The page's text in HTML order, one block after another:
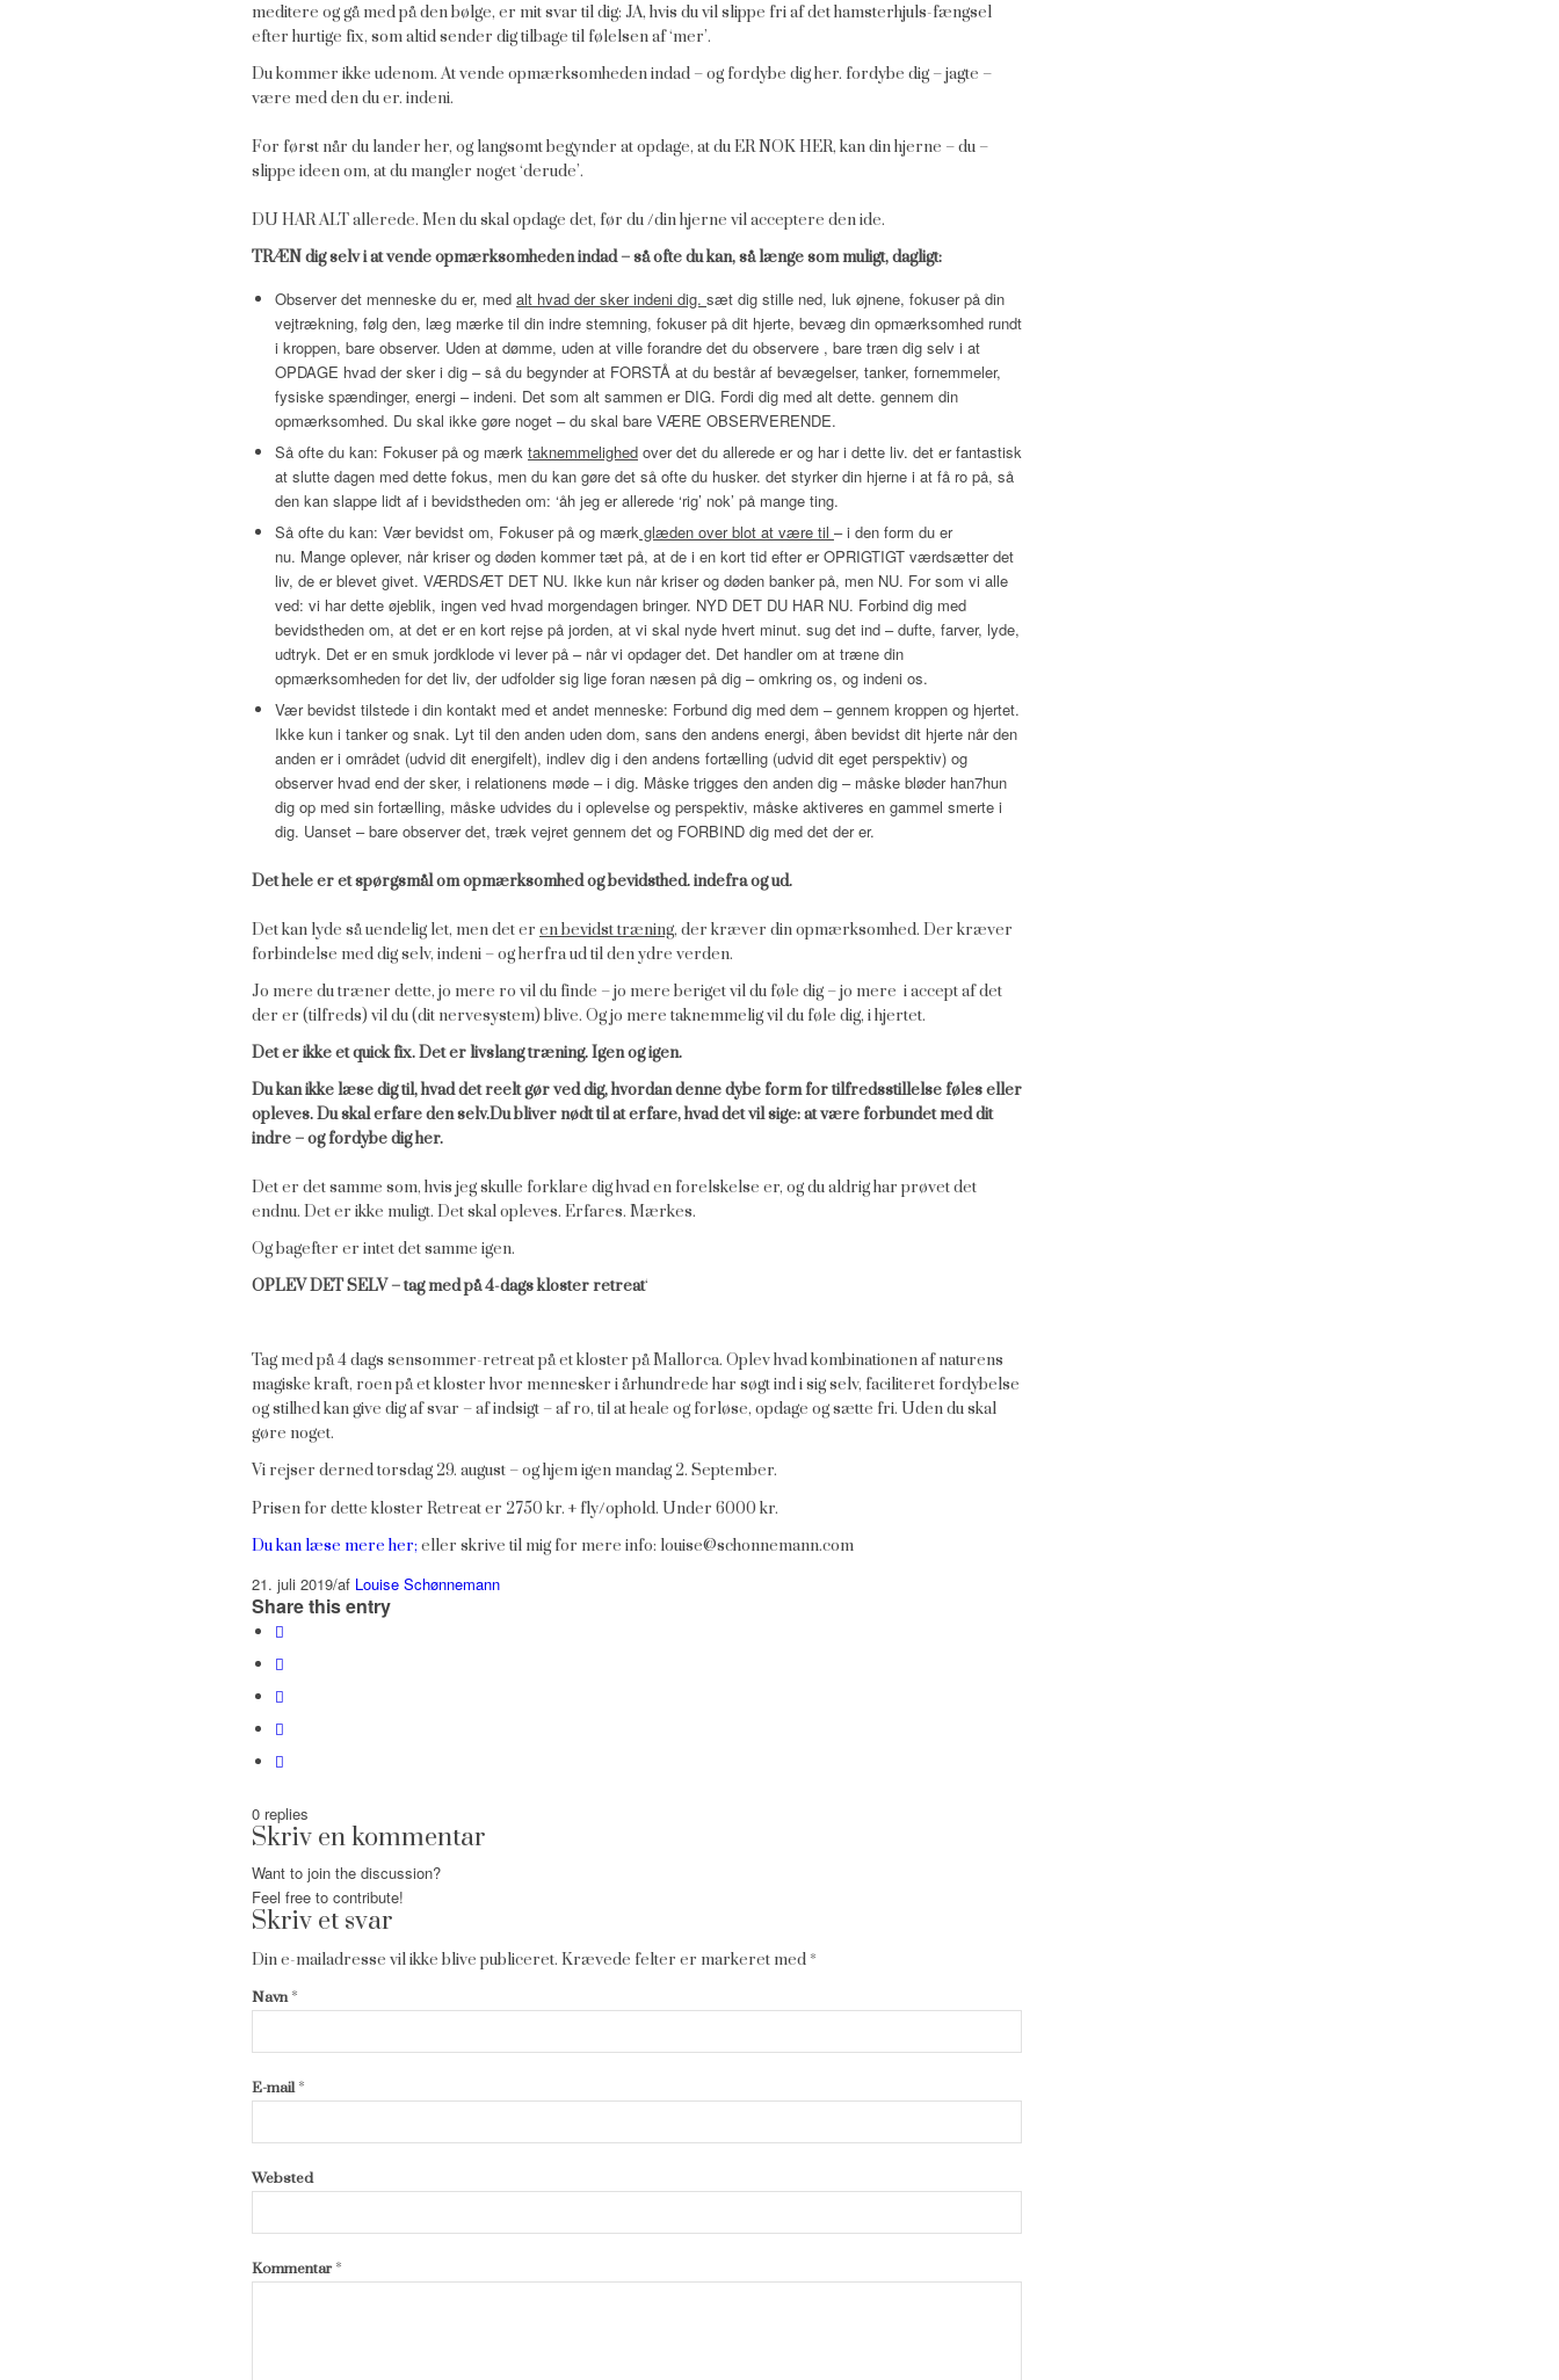
meditere og gå med på den bølge, er mit svar til dig: JA, hvis du vil slippe fri af det hamsterhjuls-fængsel
efter hurtige fix, som altid sender dig tilbage til følelsen af ‘mer’.
Du kommer ikke udenom. At vende opmærksomheden indad – og fordybe dig her. fordybe dig – jagte –
være med den du er. indeni.
For først når du lander her, og langsomt begynder at opdage, at du ER NOK HER, kan din hjerne – du –
slippe ideen om, at du mangler noget ‘derude’.
DU HAR ALT allerede. Men du skal opdage det, før du /din hjerne vil acceptere den ide.
TRÆN dig selv i at vende opmærksomheden indad – så ofte du kan, så længe som muligt, dagligt:
Observer det menneske du er, med alt hvad der sker indeni dig. sæt dig stille ned, luk øjnene, fokuser på din
vejtrækning, følg den, læg mærke til din indre stemning, fokuser på dit hjerte, bevæg din opmærksomhed rundt
i kroppen, bare observer. Uden at dømme, uden at ville forandre det du observere , bare træn dig selv i at
OPDAGE hvad der sker i dig – så du begynder at FORSTÅ at du består af bevægelser, tanker, fornemmeler,
fysiske spændinger, energi – indeni. Det som alt sammen er DIG. Fordi dig med alt dette. gennem din
opmærksomhed. Du skal ikke gøre noget – du skal bare VÆRE OBSERVERENDE.
Så ofte du kan: Fokuser på og mærk taknemmelighed over det du allerede er og har i dette liv. det er fantastisk
at slutte dagen med dette fokus, men du kan gøre det så ofte du husker. det styrker din hjerne i at få ro på, så
den kan slappe lidt af i bevidstheden om: ‘åh jeg er allerede ‘rig’ nok’ på mange ting.
Så ofte du kan: Vær bevidst om, Fokuser på og mærk glæden over blot at være til – i den form du er
nu. Mange oplever, når kriser og døden kommer tæt på, at de i en kort tid efter er OPRIGTIGT værdsætter det
liv, de er blevet givet. VÆRDSÆT DET NU. Ikke kun når kriser og døden banker på, men NU. For som vi alle
ved: vi har dette øjeblik, ingen ved hvad morgendagen bringer. NYD DET DU HAR NU. Forbind dig med
bevidstheden om, at det er en kort rejse på jorden, at vi skal nyde hvert minut. sug det ind – dufte, farver, lyde,
udtryk. Det er en smuk jordklode vi lever på – når vi opdager det. Det handler om at træne din
opmærksomheden for det liv, der udfolder sig lige foran næsen på dig – omkring os, og indeni os.
Vær bevidst tilstede i din kontakt med et andet menneske: Forbund dig med dem – gennem kroppen og hjertet.
Ikke kun i tanker og snak. Lyt til den anden uden dom, sans den andens energi, åben bevidst dit hjerte når den
anden er i området (udvid dit energifelt), indlev dig i den andens fortælling (udvid dit eget perspektiv) og
observer hvad end der sker, i relationens møde – i dig. Måske trigges den anden dig – måske bløder han7hun
dig op med sin fortælling, måske udvides du i oplevelse og perspektiv, måske aktiveres en gammel smerte i
dig. Uanset – bare observer det, træk vejret gennem det og FORBIND dig med det der er.
Det hele er et spørgsmål om opmærksomhed og bevidsthed. indefra og ud.
Det kan lyde så uendelig let, men det er en bevidst træning, der kræver din opmærksomhed. Der kræver
forbindelse med dig selv, indeni – og herfra ud til den ydre verden.
Jo mere du træner dette, jo mere ro vil du finde – jo mere beriget vil du føle dig – jo mere i accept af det
der er (tilfreds) vil du (dit nervesystem) blive. Og jo mere taknemmelig vil du føle dig, i hjertet.
Det er ikke et quick fix. Det er livslang træning. Igen og igen.
Du kan ikke læse dig til, hvad det reelt gør ved dig, hvordan denne dybe form for tilfredsstillelse føles eller
opleves. Du skal erfare den selv.Du bliver nødt til at erfare, hvad det vil sige: at være forbundet med dit
indre – og fordybe dig her.
Det er det samme som, hvis jeg skulle forklare dig hvad en forelskelse er, og du aldrig har prøvet det
endnu. Det er ikke muligt. Det skal opleves. Erfares. Mærkes.
Og bagefter er intet det samme igen.
OPLEV DET SELV – tag med på 4-dags kloster retreat‘
Tag med på 4 dags sensommer-retreat på et kloster på Mallorca. Oplev hvad kombinationen af naturens
magiske kraft, roen på et kloster hvor mennesker i århundrede har søgt ind i sig selv, faciliteret fordybelse
og stilhed kan give dig af svar – af indsigt – af ro, til at heale og forløse, opdage og sætte fri. Uden du skal
gøre noget.
Vi rejser derned torsdag 29. august – og hjem igen mandag 2. September.
Prisen for dette kloster Retreat er 2750 kr. + fly/ophold. Under 6000 kr.
Du kan læse mere her; eller skrive til mig for mere info: louise@schonnemann.com
21. juli 2019/af Louise Schønnemann
Share this entry
0 replies
Skriv en kommentar
Want to join the discussion?
Feel free to contribute!
Skriv et svar
Din e-mailadresse vil ikke blive publiceret. Krævede felter er markeret med *
Navn*
E-mail*
Websted
Kommentar*